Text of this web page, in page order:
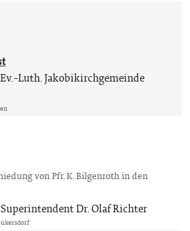
Ev.-Luth. Jakobikirchgemeinde
von Pfr. K. Bilgenroth in den
Superintendent Dr. Olaf Richter